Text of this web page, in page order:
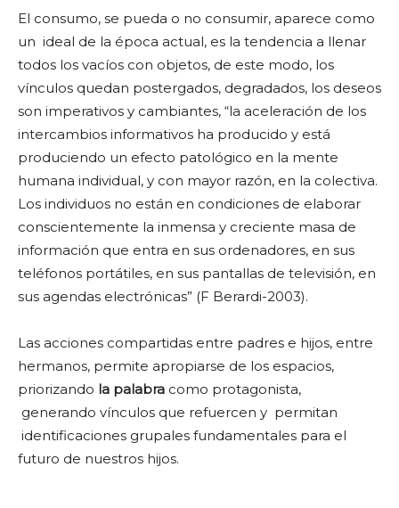
El consumo, se pueda o no consumir, aparece como
un ideal de la época actual, es la tendencia a llenar
todos los vacíos con objetos, de este modo, los
vínculos quedan postergados, degradados, los deseos
son imperativos y cambiantes, “la aceleración de los
intercambios informativos ha producido y está
produciendo un efecto patológico en la mente
humana individual, y con mayor razón, en la colectiva.
Los individuos no están en condiciones de elaborar
conscientemente la inmensa y creciente masa de
información que entra en sus ordenadores, en sus
teléfonos portátiles, en sus pantallas de televisión, en
sus agendas electrónicas” (F Berardi-2003).
Las acciones compartidas entre padres e hijos, entre
hermanos, permite apropiarse de los espacios,
priorizando la palabra como protagonista,
generando vínculos que refuercen y permitan
identificaciones grupales fundamentales para el
futuro de nuestros hijos.